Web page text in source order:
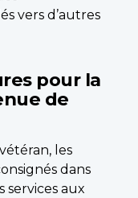
vers d’autres
pour la
de
les
dans
services aux